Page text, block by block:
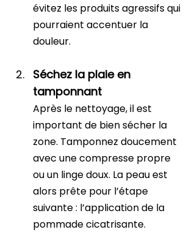
évitez les produits agressifs qui
pourraient accentuer la
douleur.
Séchez la plaie en
tamponnant
Après le nettoyage, il est
important de bien sécher la
zone. Tamponnez doucement
avec une compresse propre
ou un linge doux. La peau est
alors prête pour l’étape
suivante : l’application de la
pommade cicatrisante.